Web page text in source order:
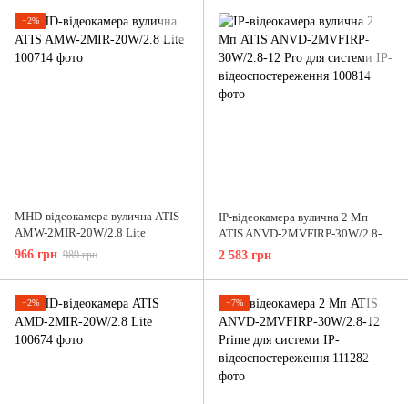
−2%
MHD-відеокамера вулична ATIS
AMW-2MIR-20W/2.8 Lite
966 грн 989 грн
IP-відеокамера вулична 2 Мп
ATIS ANVD-2MVFIRP-30W/2.8-
12 Pro для системи IP-
відеоспостереження
2 583 грн
−2% −7%